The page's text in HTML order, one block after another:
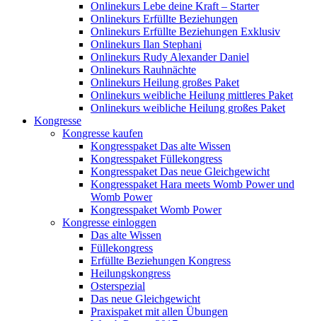
Onlinekurs Lebe deine Kraft – Starter
Onlinekurs Erfüllte Beziehungen
Onlinekurs Erfüllte Beziehungen Exklusiv
Onlinekurs Ilan Stephani
Onlinekurs Rudy Alexander Daniel
Onlinekurs Rauhnächte
Onlinekurs Heilung großes Paket
Onlinekurs weibliche Heilung mittleres Paket
Onlinekurs weibliche Heilung großes Paket
Kongresse
Kongresse kaufen
Kongresspaket Das alte Wissen
Kongresspaket Füllekongress
Kongresspaket Das neue Gleichgewicht
Kongresspaket Hara meets Womb Power und
Womb Power
Kongresspaket Womb Power
Kongresse einloggen
Das alte Wissen
Füllekongress
Erfüllte Beziehungen Kongress
Heilungskongress
Osterspezial
Das neue Gleichgewicht
Praxispaket mit allen Übungen